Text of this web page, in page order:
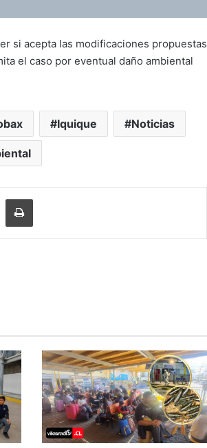
si acepta las modificaciones propuestas
el caso por eventual daño ambiental
Iquique Noticias
Enviar vía email Imprimir